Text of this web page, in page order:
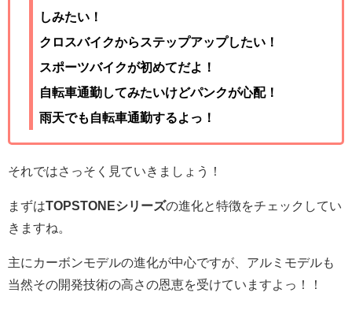
しみたい！
クロスバイクからステップアップしたい！
スポーツバイクが初めてだよ！
自転車通勤してみたいけどパンクが心配！
雨天でも自転車通勤するよっ！
それではさっそく見ていきましょう！
まずはTOPSTONEシリーズの進化と特徴をチェックしてい
きますね。
主にカーボンモデルの進化が中心ですが、アルミモデルも
当然その開発技術の高さの恩恵を受けていますよっ！！